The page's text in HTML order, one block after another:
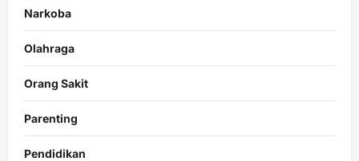
Narkoba
Olahraga
Orang Sakit
Parenting
Pendidikan